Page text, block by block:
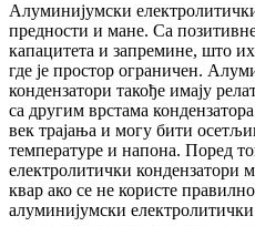
Алуминијумски
предности и мане. Са
капацитета и запремине, што
где је простор ограничен.
кондензатори такође имају
са другим врстама
век трајања и могу бити
температуре и напона. Поред
електролитички кондензатори
квар ако се не користе
алуминијумски